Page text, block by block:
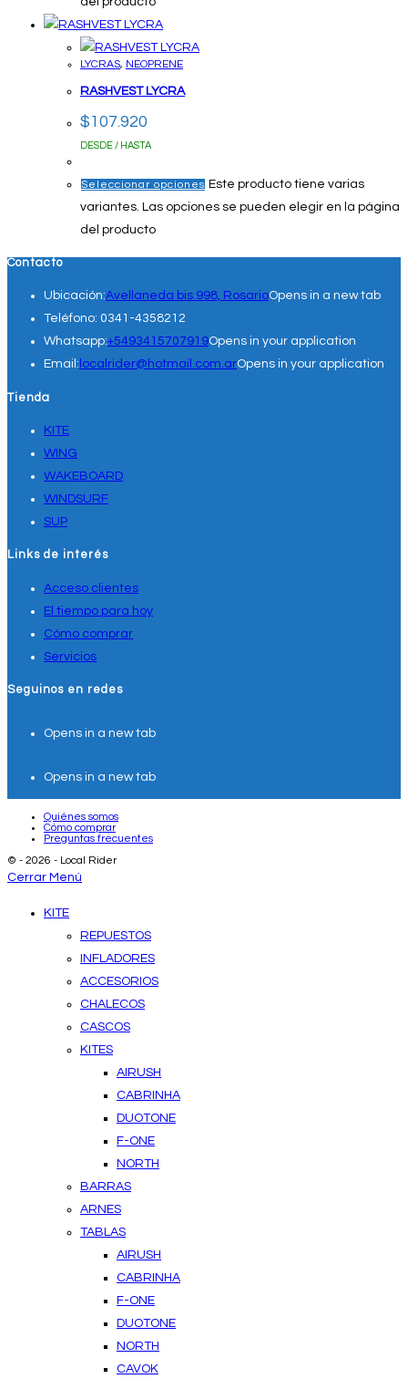
LYCRAS, NEOPRENE
RASHVEST LYCRA
$107.920
DESDE / HASTA
Seleccionar opciones Este producto tiene varias
variantes. Las opciones se pueden elegir en la página
del producto
Contacto
Ubicación:Avellaneda bis 998, RosarioOpens in a new tab
Teléfono: 0341-4358212
Whatsapp:+5493415707919Opens in your application
Email: localrider@hotmail.com.arOpens in your application
Tienda
KITE
WING
WAKEBOARD
WINDSURF
SUP
Links de interés
Acceso clientes
El tiempo para hoy
Cómo comprar
Servicios
Seguinos en redes
Opens in a new tab
Opens in a new tab
Quiénes somos
Cómo comprar
Preguntas frecuentes
© - 2026 - Local Rider
Cerrar Menú
KITE
REPUESTOS
INFLADORES
ACCESORIOS
CHALECOS
CASCOS
KITES
AIRUSH
CABRINHA
DUOTONE
F-ONE
NORTH
BARRAS
ARNES
TABLAS
AIRUSH
CABRINHA
F-ONE
DUOTONE
NORTH
CAVOK